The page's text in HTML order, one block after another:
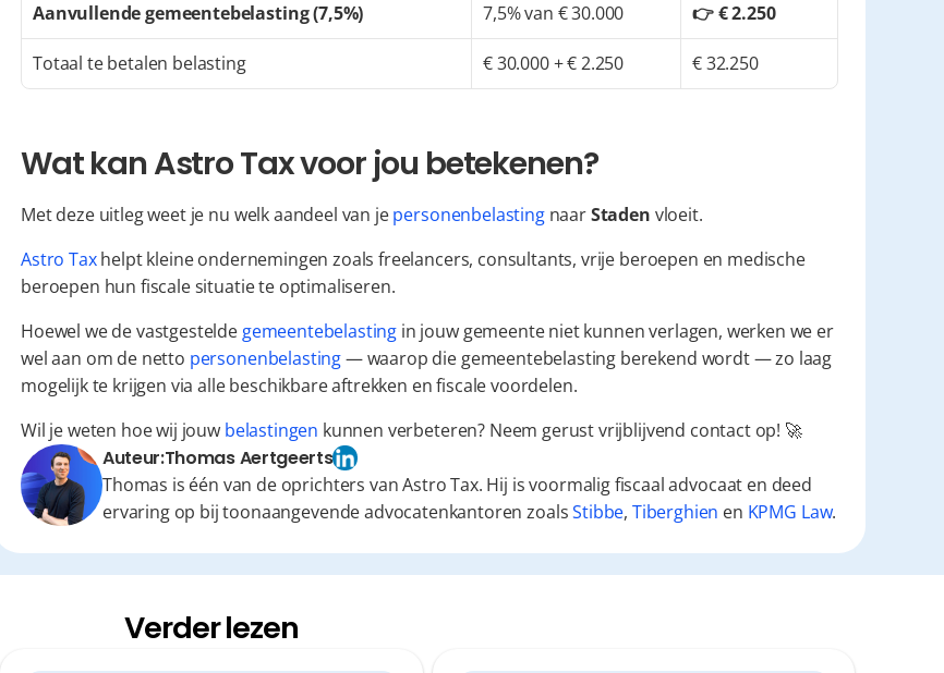
Aanvullende gemeentebelasting (7,5%) 7,5% van € 30.000 👉 € 2.250
Totaal te betalen belasting € 30.000 + € 2.250 € 32.250
Wat kan Astro Tax voor jou betekenen?
Met deze uitleg weet je nu welk aandeel van je personenbelasting naar Staden vloeit.
Astro Tax helpt kleine ondernemingen zoals freelancers, consultants, vrije beroepen en medische
beroepen hun fiscale situatie te optimaliseren.
Hoewel we de vastgestelde gemeentebelasting in jouw gemeente niet kunnen verlagen, werken we er
wel aan om de netto personenbelasting — waarop die gemeentebelasting berekend wordt — zo laag
mogelijk te krijgen via alle beschikbare aftrekken en fiscale voordelen.
Wil je weten hoe wij jouw belastingen kunnen verbeteren? Neem gerust vrijblijvend contact op! 🚀
Auteur:Thomas Aertgeerts
Thomas is één van de oprichters van Astro Tax. Hij is voormalig fiscaal advocaat en deed
ervaring op bij toonaangevende advocatenkantoren zoalsStibbe, Tiberghien en KPMG Law.
Verder lezen